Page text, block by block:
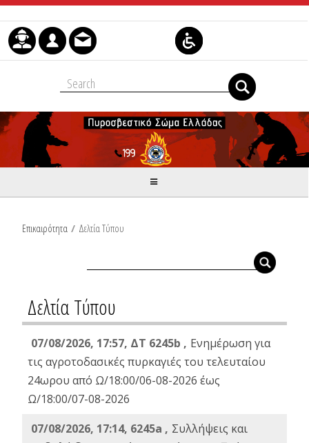
Μετάβαση στο περιεχόμενο
Επικαιρότητα / Δελτία Τύπου
Δελτία Τύπου
07/08/2026, 17:57, ΔΤ 6245b , Ενημέρωση για
τις αγροτοδασικές πυρκαγιές του τελευταίου
24ωρου από Ω/18:00/06-08-2026 έως
Ω/18:00/07-08-2026
07/08/2026, 17:14, 6245a , Συλλήψεις και